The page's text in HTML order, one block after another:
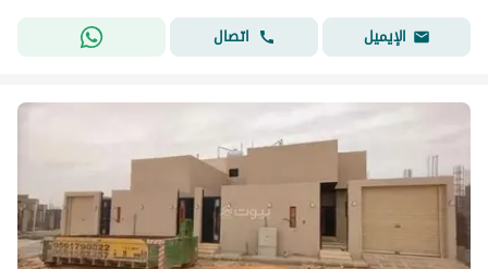
الإيميل
اتصال